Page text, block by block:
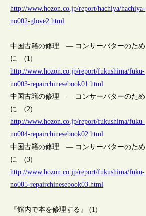
http://www.hozon.co.jp/report/hachiya/hachiya-
no002-glove2.html
中国古籍の修理 ― コンサーバターのため
に (1)
http://www.hozon.co.jp/report/fukushima/fuku-
no003-repairchinesebook01.html
中国古籍の修理 ― コンサーバターのため
に (2)
http://www.hozon.co.jp/report/fukushima/fuku-
no004-repairchinesebook02.html
中国古籍の修理 ― コンサーバターのため
に (3)
http://www.hozon.co.jp/report/fukushima/fuku-
no005-repairchinesebook03.html
『館内で本を修理する』 (1)